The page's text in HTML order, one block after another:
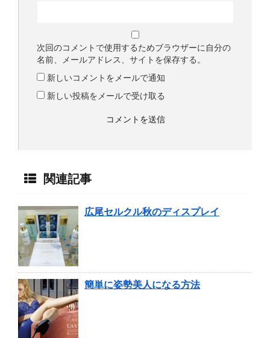
次回のコメントで使用するためブラウザーに自分の
名前、メールアドレス、サイトを保存する。
新しいコメントをメールで通知
新しい投稿をメールで受け取る
関連記事
広尾セルクル秋のディスプレイ
簡単に姿勢美人になる方法